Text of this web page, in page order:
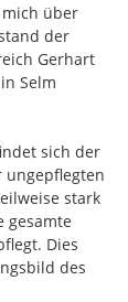
über
der
Gerhart
Selm
sich der
ungepflegten
stark
gesamte
Dies
des